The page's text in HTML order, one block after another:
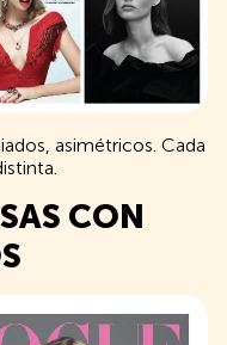
asimétricos. Cada
CON